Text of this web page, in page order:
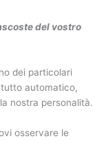
del vostro
dei particolari
automatico,
nostra personalità.
osservare le